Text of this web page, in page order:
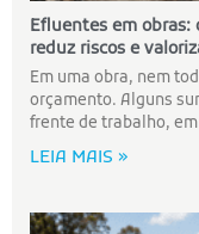
Efluentes em obras:
reduz riscos e
Em uma obra, nem
orçamento. Alguns
frente de trabalho,
LEIA MAIS »